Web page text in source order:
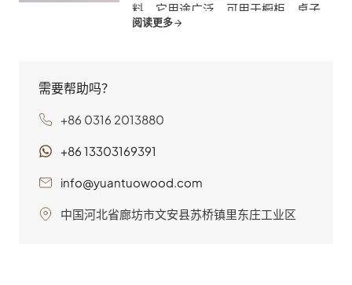
料。它用途广泛，可用于橱柜、桌子、
椅子、架子和其他无数用途。选择源拓
阅读更多
需要帮助吗？
+86 0316 2013880
+86 13303169391
info@yuantuowood.com
中国河北省廊坊市文安县苏桥镇里东庄工业区